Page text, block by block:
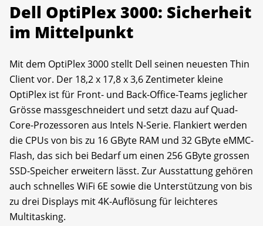
Dell OptiPlex 3000: Sicherheit
im Mittelpunkt
Mit dem OptiPlex 3000 stellt Dell seinen neuesten Thin
Client vor. Der 18,2 x 17,8 x 3,6 Zentimeter kleine
OptiPlex ist für Front- und Back-Office-Teams jeglicher
Grösse massgeschneidert und setzt dazu auf Quad-
Core-Prozessoren aus Intels N-Serie. Flankiert werden
die CPUs von bis zu 16 GByte RAM und 32 GByte eMMC-
Flash, das sich bei Bedarf um einen 256 GByte grossen
SSD-Speicher erweitern lässt. Zur Ausstattung gehören
auch schnelles WiFi 6E sowie die Unterstützung von bis
zu drei Displays mit 4K-Auflösung für leichteres
Multitasking.